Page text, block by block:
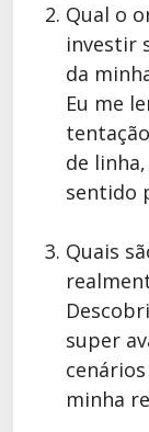
Qual o
investir
da
Eu me
de
sentido
Quais
super
minha